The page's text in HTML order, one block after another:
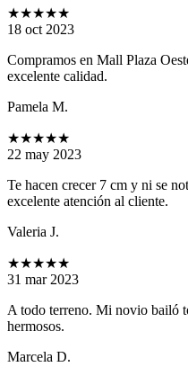
★★★★★
18 oct 2023
Compramos en Mall Plaza
excelente calidad.
Pamela M.
★★★★★
22 may 2023
Te hacen crecer 7 cm y ni se
excelente atención al cliente.
Valeria J.
★★★★★
31 mar 2023
A todo terreno. Mi novio bailó
hermosos.
Marcela D.